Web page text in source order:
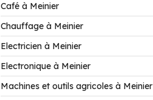
Café à Meinier
Chauffage à Meinier
Electricien à Meinier
Electronique à Meinier
Machines et outils agricoles à Meinier